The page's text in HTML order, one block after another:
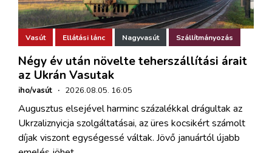
Vasút Ellátási lánc Nagyvasút Szállítmányozás
Négy év után növelte teherszállítási árait
az Ukrán Vasutak
iho/vasút · 2026.08.05. 16:05
Augusztus elsejével harminc százalékkal drágultak az
Ukrzaliznyicja szolgáltatásai, az üres kocsikért számolt
díjak viszont egységessé váltak. Jövő januártól újabb